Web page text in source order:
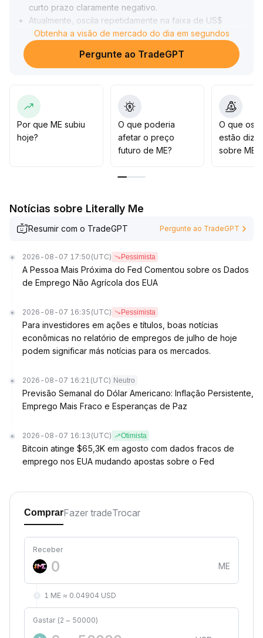
curto prazo claramente negativo.
Atualmente, oscila repetidamente na faixa de US$
0,059–0,062, com pouca força de oferta e demanda,
mas a recuperação da preferência ao risco e eventos
importantes podem impulsionar um rebote
oportunidades de compra em quedas de curto prazo;
caso rompa abaixo de US$ 0,059, é necessário stop
loss rigoroso, pois o risco de quedas aumenta
Obtenha a visão de mercado do dia em segundos
Pergunte ao TradeGPT
Por que ME subiu
hoje?
O que poderia
afetar o preço
futuro de ME?
O que os
estão
sobre ME?
Notícias sobre Literally Me
Resumir com o TradeGPT Pergunte ao TradeGPT
2026-08-07 17:50 (UTC) Pessimista
A Pessoa Mais Próxima do Fed Comentou sobre os Dados
de Emprego Não Agrícola dos EUA
2026-08-07 16:35 (UTC) Pessimista
Para investidores em ações e títulos, boas notícias
econômicas no relatório de empregos de julho de hoje
podem significar más notícias para os mercados.
2026-08-07 16:21 (UTC) Neutro
Previsão Semanal do Dólar Americano: Inflação Persistente,
Emprego Mais Fraco e Esperanças de Paz
2026-08-07 16:13 (UTC) Otimista
Bitcoin atinge $65,3K em agosto com dados fracos de
emprego nos EUA mudando apostas sobre o Fed
ComprarFazer tradeTrocar
Receber
ME
1 ME ≈ 0.04904 USD
Gastar (2 ~ 50000)